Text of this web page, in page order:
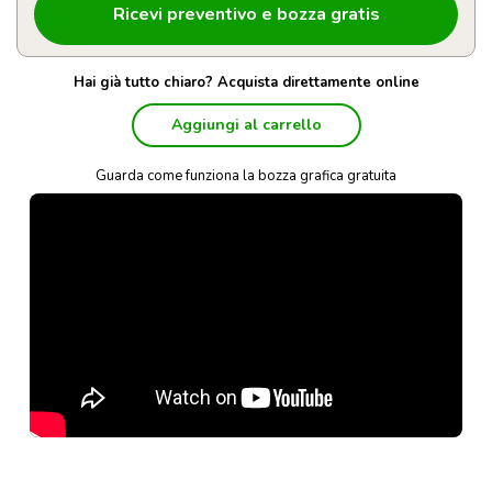
Hai già tutto chiaro? Acquista direttamente online
Aggiungi al carrello
Guarda come funziona la bozza grafica gratuita